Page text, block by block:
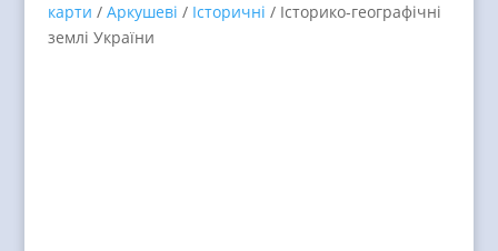
карти / Аркушеві / Історичні / Історико-географічні
землі України